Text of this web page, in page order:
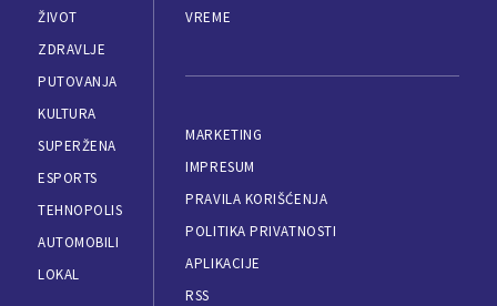
ŽIVOT
ZDRAVLJE
PUTOVANJA
KULTURA
SUPERŽENA
ESPORTS
TEHNOPOLIS
AUTOMOBILI
LOKAL
VREME
MARKETING
IMPRESUM
PRAVILA KORIŠĆENJA
POLITIKA PRIVATNOSTI
APLIKACIJE
RSS